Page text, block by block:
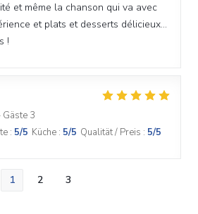
et même la chanson qui va avec
et plats et desserts délicieux...
!
3
: 5/5 Küche : 5/5 Qualität / Preis : 5/5
1 2 3